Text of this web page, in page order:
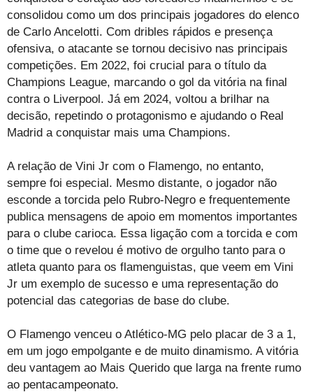
consolidou como um dos principais jogadores do elenco
de Carlo Ancelotti. Com dribles rápidos e presença
ofensiva, o atacante se tornou decisivo nas principais
competições. Em 2022, foi crucial para o título da
Champions League, marcando o gol da vitória na final
contra o Liverpool. Já em 2024, voltou a brilhar na
decisão, repetindo o protagonismo e ajudando o Real
Madrid a conquistar mais uma Champions.
A relação de Vini Jr com o Flamengo, no entanto,
sempre foi especial. Mesmo distante, o jogador não
esconde a torcida pelo Rubro-Negro e frequentemente
publica mensagens de apoio em momentos importantes
para o clube carioca. Essa ligação com a torcida e com
o time que o revelou é motivo de orgulho tanto para o
atleta quanto para os flamenguistas, que veem em Vini
Jr um exemplo de sucesso e uma representação do
potencial das categorias de base do clube.
O Flamengo venceu o Atlético-MG pelo placar de 3 a 1,
em um jogo empolgante e de muito dinamismo. A vitória
deu vantagem ao Mais Querido que larga na frente rumo
ao pentacampeonato.